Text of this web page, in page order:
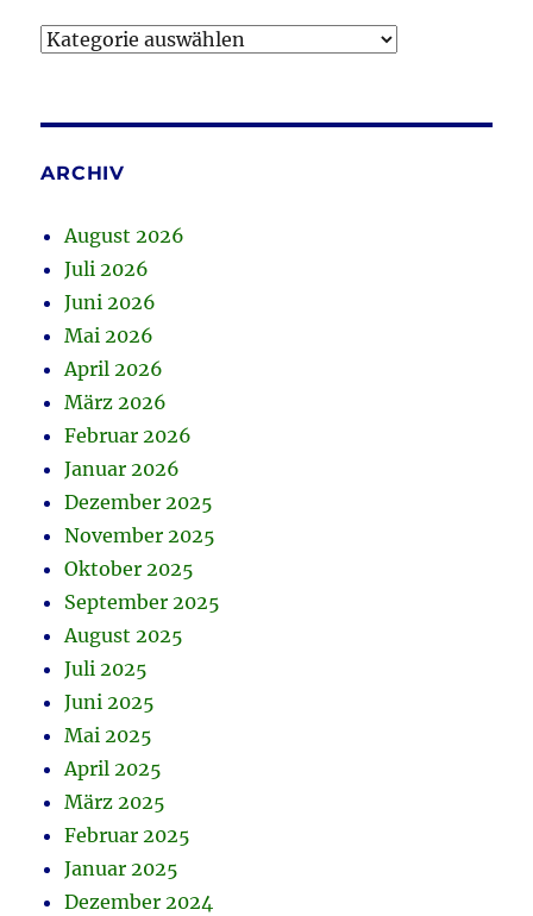
Kategorien
ARCHIV
August 2026
Juli 2026
Juni 2026
Mai 2026
April 2026
März 2026
Februar 2026
Januar 2026
Dezember 2025
November 2025
Oktober 2025
September 2025
August 2025
Juli 2025
Juni 2025
Mai 2025
April 2025
März 2025
Februar 2025
Januar 2025
Dezember 2024